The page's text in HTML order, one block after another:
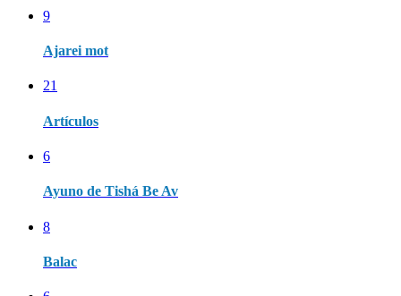
9
Ajarei mot
21
Artículos
6
Ayuno de Tishá Be Av
8
Balac